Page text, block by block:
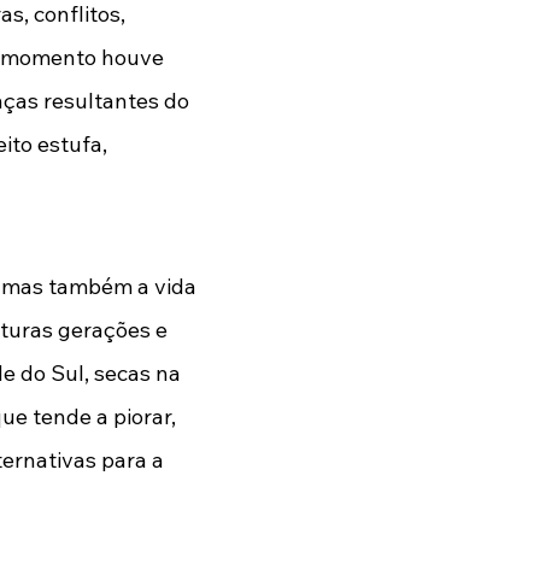
conflitos,
houve
resultantes do
estufa,
também a vida
gerações e
do Sul, secas na
tende a piorar,
para a